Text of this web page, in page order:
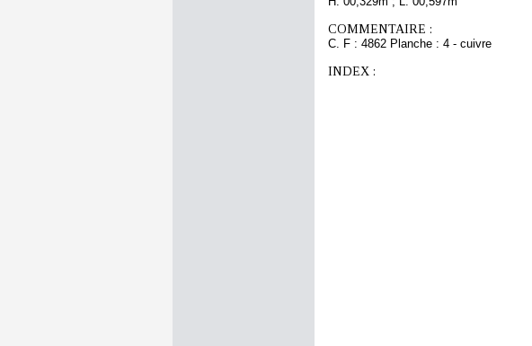
COMMENTAIRE :
C. F : 4862 Planche : 4 - cuivre
INDEX :